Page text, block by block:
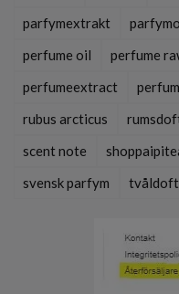
parfymextrakt
perfume oil
perfume
perfumeextract
rubus arcticus
scent note
svensk parfym
tvåldoft